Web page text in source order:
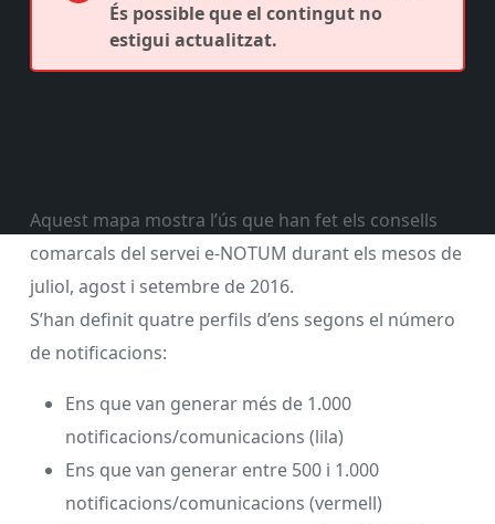
És possible que el contingut no
estigui actualitzat.
Aquest mapa mostra l’ús que han fet els consells
comarcals del servei e-NOTUM durant els mesos de
juliol, agost i setembre de 2016.
S’han definit quatre perfils d’ens segons el número
de notificacions:
Ens que van generar més de 1.000
notificacions/comunicacions (lila)
Ens que van generar entre 500 i 1.000
notificacions/comunicacions (vermell)